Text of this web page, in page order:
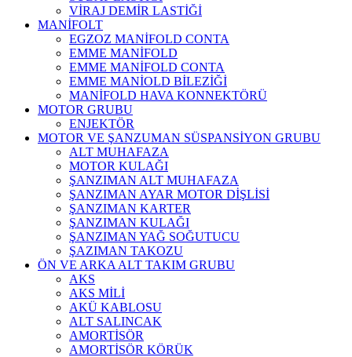
VİRAJ DEMİR LASTİĞİ
MANİFOLT
EGZOZ MANİFOLD CONTA
EMME MANİFOLD
EMME MANİFOLD CONTA
EMME MANİOLD BİLEZİĞİ
MANİFOLD HAVA KONNEKTÖRÜ
MOTOR GRUBU
ENJEKTÖR
MOTOR VE ŞANZUMAN SÜSPANSİYON GRUBU
ALT MUHAFAZA
MOTOR KULAĞI
ŞANZIMAN ALT MUHAFAZA
ŞANZIMAN AYAR MOTOR DİŞLİSİ
ŞANZIMAN KARTER
ŞANZIMAN KULAĞI
ŞANZIMAN YAĞ SOĞUTUCU
ŞAZIMAN TAKOZU
ÖN VE ARKA ALT TAKIM GRUBU
AKS
AKS MİLİ
AKÜ KABLOSU
ALT SALINCAK
AMORTİSÖR
AMORTİSÖR KÖRÜK